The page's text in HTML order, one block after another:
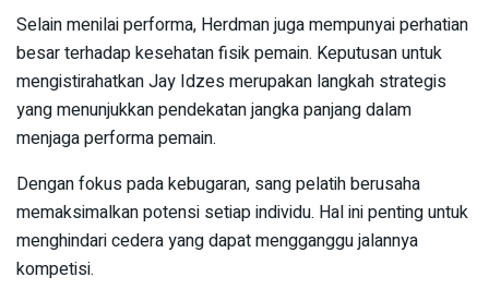
Selain menilai performa, Herdman juga mempunyai perhatian
besar terhadap kesehatan fisik pemain. Keputusan untuk
mengistirahatkan Jay Idzes merupakan langkah strategis
yang menunjukkan pendekatan jangka panjang dalam
menjaga performa pemain.
Dengan fokus pada kebugaran, sang pelatih berusaha
memaksimalkan potensi setiap individu. Hal ini penting untuk
menghindari cedera yang dapat mengganggu jalannya
kompetisi.